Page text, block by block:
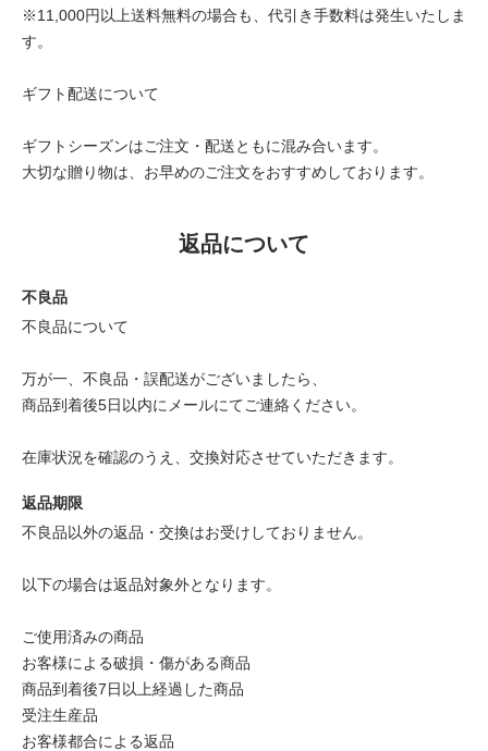
※11,000円以上送料無料の場合も、代引き手数料は発生いたしま
す。
ギフト配送について
ギフトシーズンはご注文・配送ともに混み合います。
大切な贈り物は、お早めのご注文をおすすめしております。
返品について
不良品
不良品について
万が一、不良品・誤配送がございましたら、
商品到着後5日以内にメールにてご連絡ください。
在庫状況を確認のうえ、交換対応させていただきます。
返品期限
不良品以外の返品・交換はお受けしておりません。
以下の場合は返品対象外となります。
ご使用済みの商品
お客様による破損・傷がある商品
商品到着後7日以上経過した商品
受注生産品
お客様都合による返品